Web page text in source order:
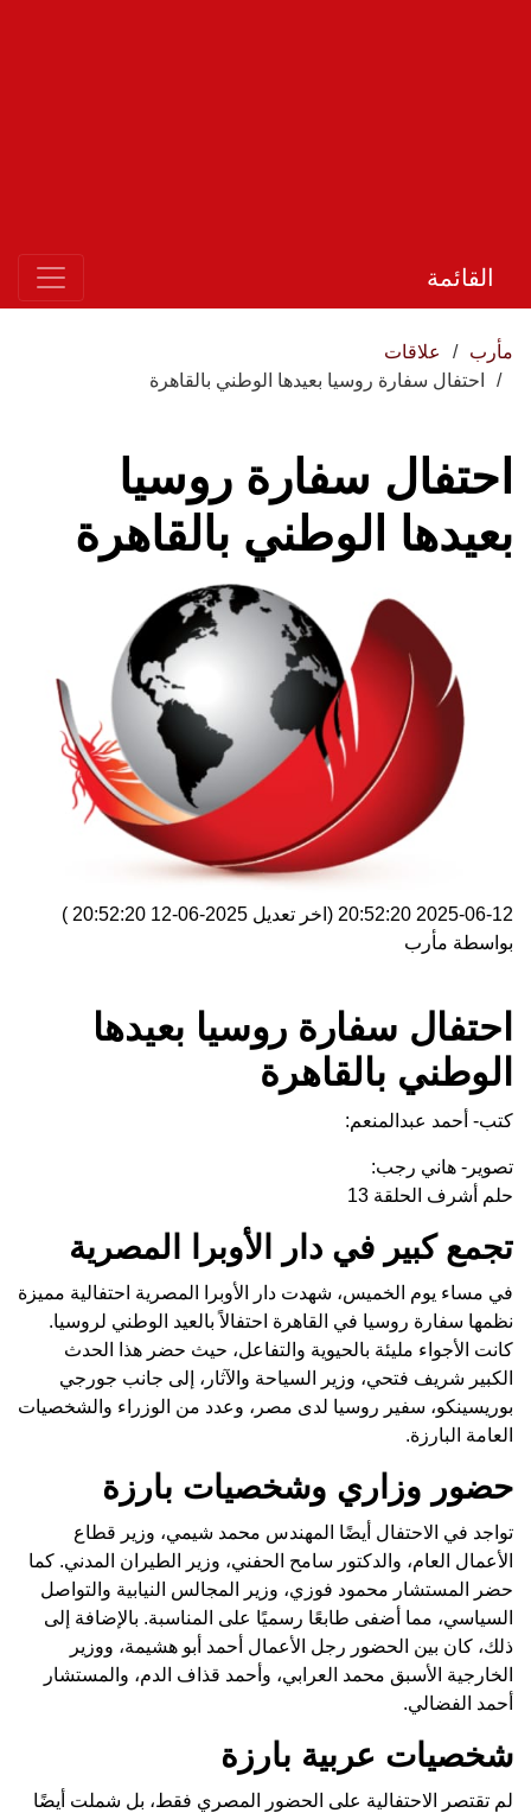
القائمة
مأرب
علاقات
احتفال سفارة روسيا بعيدها الوطني بالقاهرة
احتفال سفارة روسيا
بعيدها الوطني بالقاهرة
2025-06-12 20:52:20 (اخر تعديل 2025-06-12 20:52:20
)
بواسطة مأرب
احتفال سفارة روسيا بعيدها
الوطني بالقاهرة
كتب- أحمد عبدالمنعم:
تصوير- هاني رجب:
حلم أشرف الحلقة 13
تجمع كبير في دار الأوبرا المصرية
في مساء يوم الخميس، شهدت دار الأوبرا المصرية احتفالية مميزة
نظمها سفارة روسيا في القاهرة احتفالاً بالعيد الوطني لروسيا.
كانت الأجواء مليئة بالحيوية والتفاعل، حيث حضر هذا الحدث
الكبير شريف فتحي، وزير السياحة والآثار، إلى جانب جورجي
بوريسينكو، سفير روسيا لدى مصر، وعدد من الوزراء والشخصيات
العامة البارزة.
حضور وزاري وشخصيات بارزة
تواجد في الاحتفال أيضًا المهندس محمد شيمي، وزير قطاع
الأعمال العام، والدكتور سامح الحفني، وزير الطيران المدني. كما
حضر المستشار محمود فوزي، وزير المجالس النيابية والتواصل
السياسي، مما أضفى طابعًا رسميًا على المناسبة. بالإضافة إلى
ذلك، كان بين الحضور رجل الأعمال أحمد أبو هشيمة، ووزير
الخارجية الأسبق محمد العرابي، وأحمد قذاف الدم، والمستشار
أحمد الفضالي.
شخصيات عربية بارزة
لم تقتصر الاحتفالية على الحضور المصري فقط، بل شملت أيضًا